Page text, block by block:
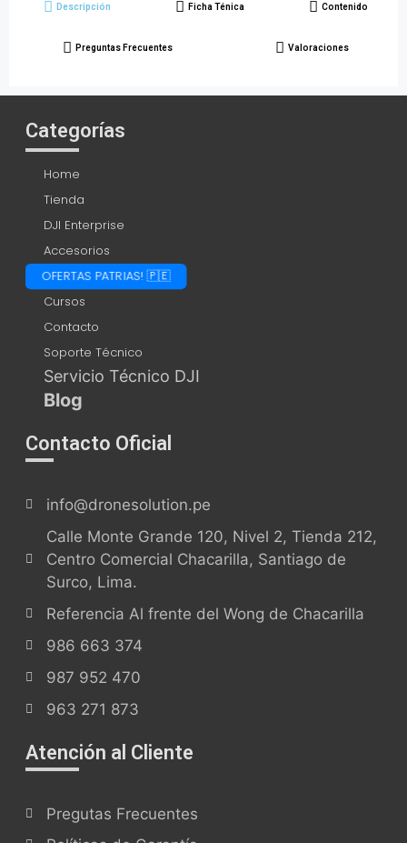
Descripción Ficha Ténica Contenido
Preguntas Frecuentes Valoraciones
Categorías
Home
Tienda
DJI Enterprise
Accesorios
OFERTAS PATRIAS! 🇵🇪
Cursos
Contacto
Soporte Técnico
Servicio Técnico DJI
Blog
Contacto Oficial
info@dronesolution.pe
Calle Monte Grande 120, Nivel 2, Tienda 212,
Centro Comercial Chacarilla, Santiago de
Surco, Lima.
Referencia Al frente del Wong de Chacarilla
986 663 374
987 952 470
963 271 873
Atención al Cliente
Pregutas Frecuentes